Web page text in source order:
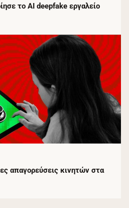
το AI deepfake εργαλείο
απαγορεύσεις κινητών στα